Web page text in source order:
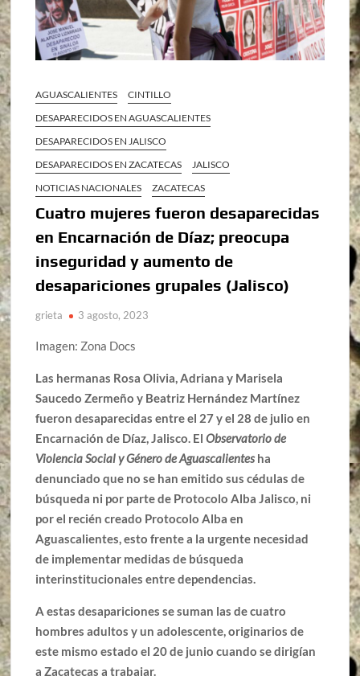
AGUASCALIENTES
CINTILLO
DESAPARECIDOS EN AGUASCALIENTES
DESAPARECIDOS EN JALISCO
DESAPARECIDOS EN ZACATECAS
JALISCO
NOTICIAS NACIONALES
ZACATECAS
Cuatro mujeres fueron desaparecidas
en Encarnación de Díaz; preocupa
inseguridad y aumento de
desapariciones grupales (Jalisco)
grieta 3 agosto, 2023
Imagen: Zona Docs
Las hermanas Rosa Olivia, Adriana y Marisela
Saucedo Zermeño y Beatriz Hernández Martínez
fueron desaparecidas entre el 27 y el 28 de julio en
Encarnación de Díaz, Jalisco. ElObservatorio de
Violencia Social y Género de Aguascalientesha
denunciado que no se han emitido sus cédulas de
búsqueda ni por parte de Protocolo Alba Jalisco, ni
por el recién creado Protocolo Alba en
Aguascalientes, esto frente a la urgente necesidad
de implementar medidas de búsqueda
interinstitucionales entre dependencias.
A estas desapariciones se suman las de cuatro
hombres adultos y un adolescente, originarios de
este mismo estado el 20 de junio cuando se dirigían
a Zacatecas a trabajar.